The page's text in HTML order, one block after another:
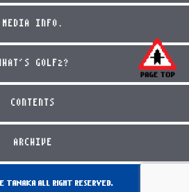
MEDIA INFO.
GOLF2?
CONTENTS
ARCHIVE
TANAKA ALL RIGHT RESERVED.